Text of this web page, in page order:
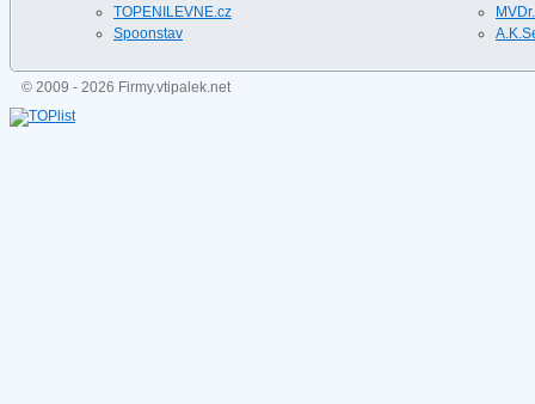
TOPENILEVNE.cz
Spoonstav
© 2009 - 2026 Firmy.vtipalek.net